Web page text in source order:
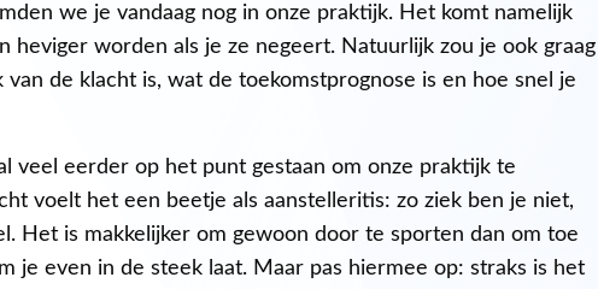
we je vandaag nog in onze praktijk. Het komt namelijk
heviger worden als je ze negeert. Natuurlijk zou je ook graag
van de klacht is, wat de toekomstprognose is en hoe snel je
veel eerder op het punt gestaan om onze praktijk te
voelt het een beetje als aanstelleritis: zo ziek ben je niet,
Het is makkelijker om gewoon door te sporten dan om toe
je even in de steek laat. Maar pas hiermee op: straks is het